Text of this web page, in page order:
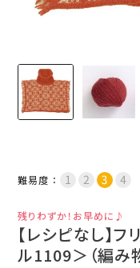
難易度：
残りわずか！お早めに♪
【レシピなし】
ル1109＞（編み